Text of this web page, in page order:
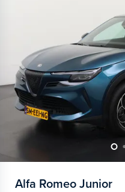
Alfa Romeo Junior